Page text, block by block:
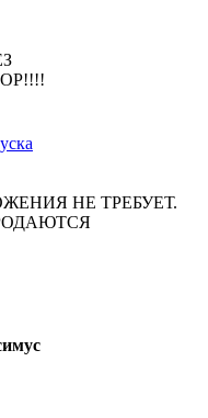
НЕ ТРЕБУЕТ.